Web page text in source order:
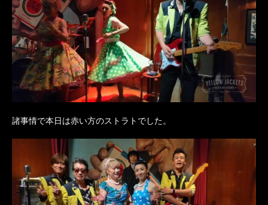
諸事情で本日は赤い方のストラトでした。